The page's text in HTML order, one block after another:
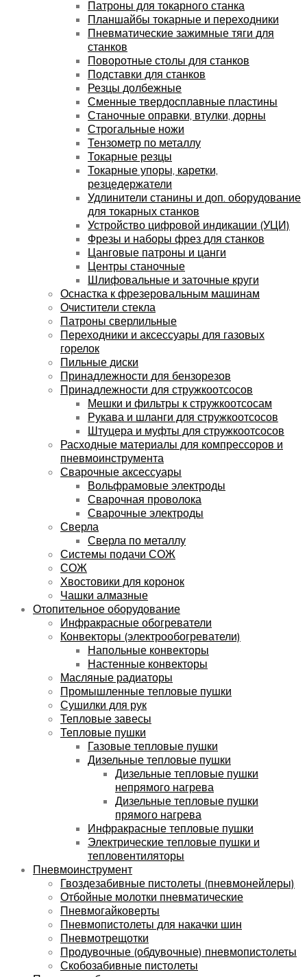
Патроны для токарного станка
Планшайбы токарные и переходники
Пневматические зажимные тяги для
станков
Поворотные столы для станков
Подставки для станков
Резцы долбежные
Сменные твердосплавные пластины
Станочные оправки, втулки, дорны
Строгальные ножи
Тензометр по металлу
Токарные резцы
Токарные упоры, каретки,
резцедержатели
Удлинители станины и доп. оборудование
для токарных станков
Устройство цифровой индикации (УЦИ)
Фрезы и наборы фрез для станков
Цанговые патроны и цанги
Центры станочные
Шлифовальные и заточные круги
Оснастка к фрезеровальным машинам
Очистители стекла
Патроны сверлильные
Переходники и аксессуары для газовых
горелок
Пильные диски
Принадлежности для бензорезов
Принадлежности для стружкоотсосов
Мешки и фильтры к стружкоотсосам
Рукава и шланги для стружкоотсосов
Штуцера и муфты для стружкоотсосов
Расходные материалы для компрессоров и
пневмоинструмента
Сварочные аксессуары
Вольфрамовые электроды
Сварочная проволока
Сварочные электроды
Сверла
Сверла по металлу
Системы подачи СОЖ
СОЖ
Хвостовики для коронок
Чашки алмазные
Отопительное оборудование
Инфракрасные обогреватели
Конвекторы (электрообогреватели)
Напольные конвекторы
Настенные конвекторы
Масляные радиаторы
Промышленные тепловые пушки
Сушилки для рук
Тепловые завесы
Тепловые пушки
Газовые тепловые пушки
Дизельные тепловые пушки
Дизельные тепловые пушки
непрямого нагрева
Дизельные тепловые пушки
прямого нагрева
Инфракрасные тепловые пушки
Электрические тепловые пушки и
тепловентиляторы
Пневмоинструмент
Гвоздезабивные пистолеты (пневмонейлеры)
Отбойные молотки пневматические
Пневмогайковерты
Пневмопистолеты для накачки шин
Пневмотрещотки
Продувочные (обдувочные) пневмопистолеты
Скобозабивные пистолеты